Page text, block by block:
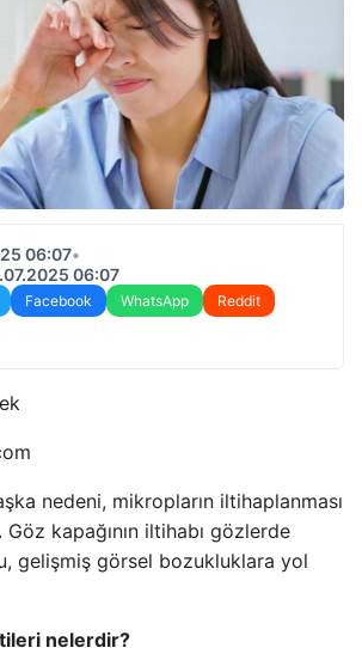
06:07•
06:07
Facebook WhatsApp
Reddit
nedeni, mikropların iltihaplanması
kapağının iltihabı gözlerde
gelişmiş görsel bozukluklara yol
nelerdir?